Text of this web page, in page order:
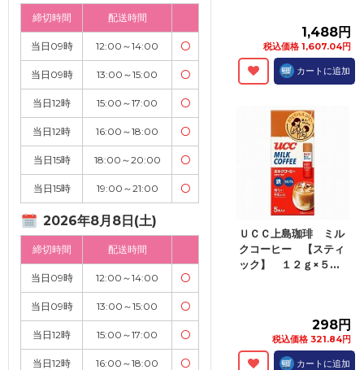
締切時間 配送時間
当日09時 12:00～14:00 〇
当日09時 13:00～15:00 〇
当日12時 15:00～17:00 〇
当日12時 16:00～18:00 〇
当日15時 18:00～20:00 〇
当日15時 19:00～21:00 〇
2026年8月8日(土)
締切時間 配送時間
当日09時 12:00～14:00 〇
当日09時 13:00～15:00 〇
当日12時 15:00～17:00 〇
当日12時 16:00～18:00 〇
1,488円
税込価格 1,607.04円
カートに追加
ＵＣＣ上島珈琲 ミル
クコーヒー 【スティ
ック】 １２ｇ×５...
298円
税込価格 321.84円
カートに追加